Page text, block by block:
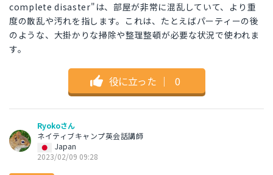
complete disaster"は、部屋が非常に混乱していて、より重
度の散乱や汚れを指します。これは、たとえばパーティーの後
のような、大掛かりな掃除や整理整頓が必要な状況で使われま
す。
役に立った ｜ 0
Ryokoさん
ネイティブキャンプ英会話講師
Japan
2023/02/09 09:28